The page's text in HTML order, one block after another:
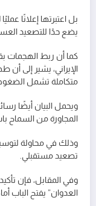
بل اعتبرتها إعلانًا
يضع حدًا للتصعيد
كما أن ربط الهجمات
الإيراني، يشير إلى أن
متكاملة تشمل
ويحمل البيان أيضًا
المجاورة من السماح
وذلك في محاولة
تصعيد مستقبلي.
وفي المقابل، فإن
العدوان” يفتح الباب